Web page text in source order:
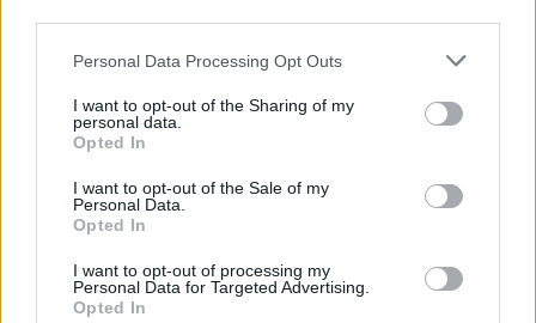
Personal Data Processing Opt Outs
I want to opt-out of the Sharing of my
personal data.
Opted In
I want to opt-out of the Sale of my
Personal Data.
Opted In
I want to opt-out of processing my
Personal Data for Targeted Advertising.
Opted In
REGION
13.08.17. 17:16
VELIKA DRAMA: CIJELO SELO BILO U
ZATOČENIŠTVU GOTOVO 12 SATI - Otac
osumnjičenog: Za sve je kriva susjeda!